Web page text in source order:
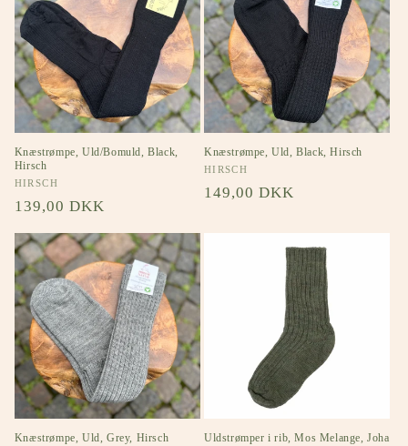
Knæstrømpe, Uld/Bomuld, Black,
Hirsch
Forhandler:
HIRSCH
Normalpris
139,00 DKK
Knæstrømpe, Uld, Black, Hirsch
Forhandler:
HIRSCH
Normalpris
149,00 DKK
Knæstrømpe, Uld, Grey, Hirsch Uldstrømper i rib, Mos Melange, Joha